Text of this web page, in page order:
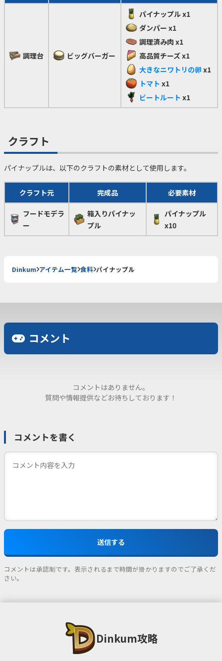
Dinkum攻略
調理台 ビッグバーガー
パイナップルx1
ダンパー x1
調理済み肉 x1
高品質チーズx1
大きなニワトリの卵 x1
トマト x1
ビートルート x1
クラフト
パイナップルは、以下のクラフトの素材として使用します。
クラフト元 完成品 必要素材
フードモデラ
ー
箱入りパイナッ
プル
パイナップル
x10
Dinkum アイテム一覧 食料 パイナップル
コメント
コメントはありません。
質問や情報提供などお待ちしております！
コメントを書く
コメントは承認制です。表示されるまで時間が掛かりますのでご了承くだ
さい。